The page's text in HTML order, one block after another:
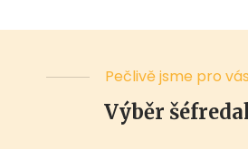
Pečlivě jsme pro
Výběr